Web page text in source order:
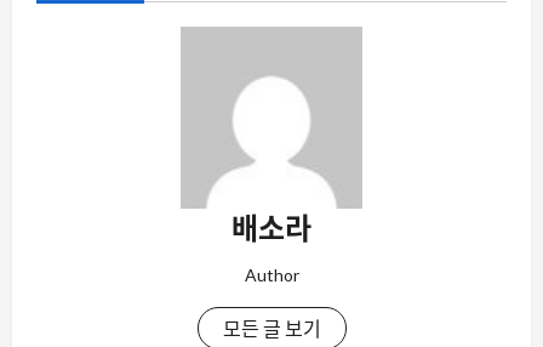
배소라
Author
모든 글 보기